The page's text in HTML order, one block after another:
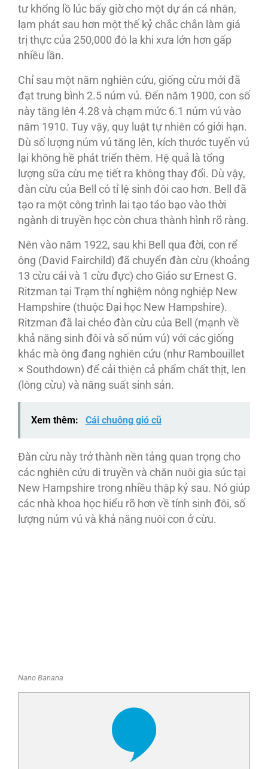
tư khổng lồ lúc bấy giờ cho một dự án cá nhân,
lạm phát sau hơn một thế kỷ chắc chắn làm giá
trị thực của 250,000 đô la khi xưa lớn hơn gấp
nhiều lần.
Chỉ sau một năm nghiên cứu, giống cừu mới đã
đạt trung bình 2.5 núm vú. Đến năm 1900, con số
này tăng lên 4.28 và chạm mức 6.1 núm vú vào
năm 1910. Tuy vậy, quy luật tự nhiên có giới hạn.
Dù số lượng núm vú tăng lên, kích thước tuyến vú
lại không hề phát triển thêm. Hệ quả là tổng
lượng sữa cừu mẹ tiết ra không thay đổi. Dù vậy,
đàn cừu của Bell có tỉ lệ sinh đôi cao hơn. Bell đã
tạo ra một công trình lai tạo táo bạo vào thời
ngành di truyền học còn chưa thành hình rõ ràng.
Nên vào năm 1922, sau khi Bell qua đời, con rể
ông (David Fairchild) đã chuyển đàn cừu (khoảng
13 cừu cái và 1 cừu đực) cho Giáo sư Ernest G.
Ritzman tại Trạm thí nghiệm nông nghiệp New
Hampshire (thuộc Đại học New Hampshire).
Ritzman đã lai chéo đàn cừu của Bell (mạnh về
khả năng sinh đôi và số núm vú) với các giống
khác mà ông đang nghiên cứu (như Rambouillet
× Southdown) để cải thiện cả phẩm chất thịt, len
(lông cừu) và năng suất sinh sản.
Xem thêm: Cái chuông gió cũ
Đàn cừu này trở thành nền tảng quan trọng cho
các nghiên cứu di truyền và chăn nuôi gia súc tại
New Hampshire trong nhiều thập kỷ sau. Nó giúp
các nhà khoa học hiểu rõ hơn về tính sinh đôi, số
lượng núm vú và khả năng nuôi con ở cừu.
Nano Banana